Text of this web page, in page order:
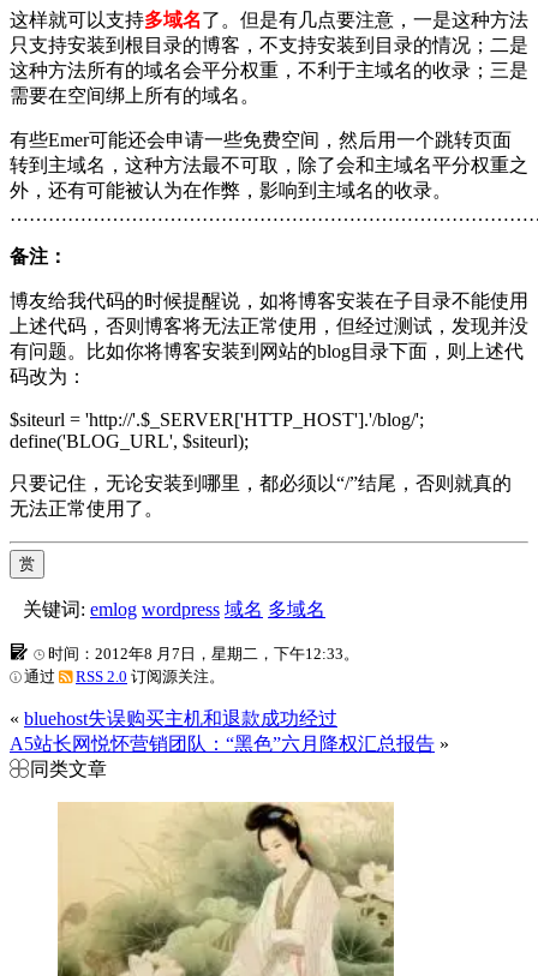
这样就可以支持多域名了。但是有几点要注意，一是这种方法
只支持安装到根目录的博客，不支持安装到目录的情况；二是
这种方法所有的域名会平分权重，不利于主域名的收录；三是
需要在空间绑上所有的域名。
有些Emer可能还会申请一些免费空间，然后用一个跳转页面
转到主域名，这种方法最不可取，除了会和主域名平分权重之
外，还有可能被认为在作弊，影响到主域名的收录。
备注：
博友给我代码的时候提醒说，如将博客安装在子目录不能使用
上述代码，否则博客将无法正常使用，但经过测试，发现并没
有问题。比如你将博客安装到网站的blog目录下面，则上述代
码改为：
$siteurl = 'http://'.$_SERVER['HTTP_HOST'].'/blog/';
define('BLOG_URL', $siteurl);
只要记住，无论安装到哪里，都必须以“/”结尾，否则就真的
无法正常使用了。
赏
关键词: emlog wordpress 域名 多域名
时间：2012年8 月7日，星期二，下午12:33。
通过
RSS 2.0 订阅源关注。
« bluehost失误购买主机和退款成功经过
A5站长网悦怀营销团队：“黑色”六月降权汇总报告 »
同类文章